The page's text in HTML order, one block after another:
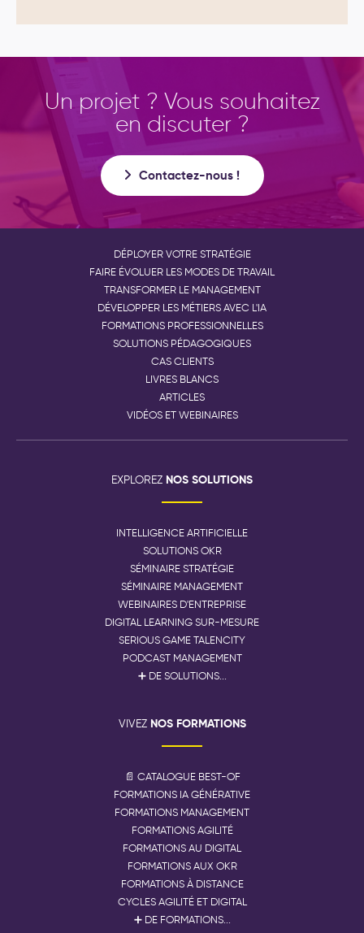
Un projet ? Vous souhaitez
en discuter ?
Contactez-nous !
DÉPLOYER VOTRE STRATÉGIE
FAIRE ÉVOLUER LES MODES DE TRAVAIL
TRANSFORMER LE MANAGEMENT
DÉVELOPPER LES MÉTIERS AVEC L'IA
FORMATIONS PROFESSIONNELLES
SOLUTIONS PÉDAGOGIQUES
CAS CLIENTS
LIVRES BLANCS
ARTICLES
VIDÉOS ET WEBINAIRES
EXPLOREZ NOS SOLUTIONS
INTELLIGENCE ARTIFICIELLE
SOLUTIONS OKR
SÉMINAIRE STRATÉGIE
SÉMINAIRE MANAGEMENT
WEBINAIRES D'ENTREPRISE
DIGITAL LEARNING SUR-MESURE
SERIOUS GAME TALENCITY
PODCAST MANAGEMENT
➕ DE SOLUTIONS...
VIVEZ NOS FORMATIONS
📄 CATALOGUE BEST-OF
FORMATIONS IA GÉNÉRATIVE
FORMATIONS MANAGEMENT
FORMATIONS AGILITÉ
FORMATIONS AU DIGITAL
FORMATIONS AUX OKR
FORMATIONS À DISTANCE
CYCLES AGILITÉ ET DIGITAL
➕ DE FORMATIONS...